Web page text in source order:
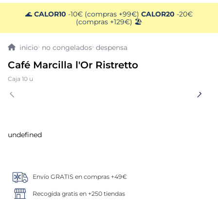
🌊 CALOR10 -10€ (compras +99€) CALOR20 -20€
(compras +129€) 🏖️
no congelados despensa
Café Marcilla l'Or Ristretto
Caja 10 u
undefined
Envío GRATIS en compras +49€
Recogida gratis en +250 tiendas
TÉRMINOS MÁS BUSCADOS
1. helados sirena
3. patatas
verduras
. canelones
. gambon